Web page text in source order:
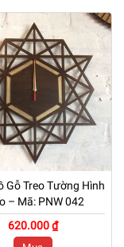
Gỗ Treo Tường Hình
– Mã: PNW 042
620.000 ₫